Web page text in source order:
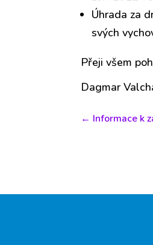
Úhrada za
svých
Přeji všem
Dagmar
← Informace k